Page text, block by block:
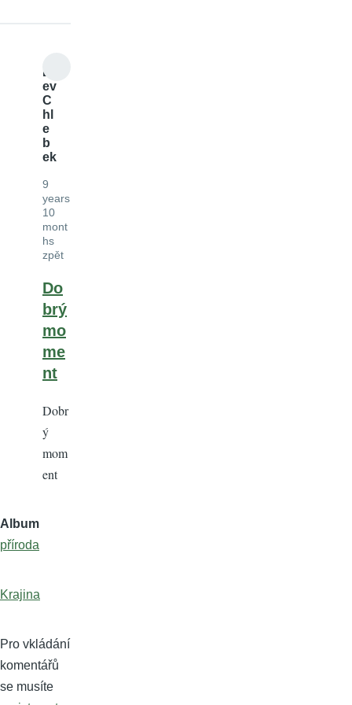
L
ev
C
hl
e
b
ek
9
years
10
mont
hs
zpět
Do
brý
mo
me
nt
Dobr
ý
mom
ent
Album
příroda
Krajina
Pro vkládání
komentářů
se musíte